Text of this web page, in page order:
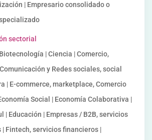
| Empresario consolidado o
sectorial
| Ciencia | Comercio,
y Redes sociales, social
| E-commerce, marketplace, Comercio
Social | Economía Colaborativa |
| Educación | Empresas / B2B, servicios
Fintech, servicios financieros |